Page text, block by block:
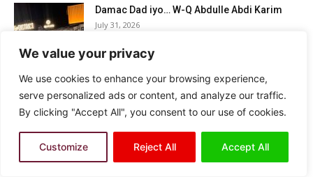
We value your privacy
We use cookies to enhance your browsing experience,
serve personalized ads or content, and analyze our traffic.
By clicking "Accept All", you consent to our use of cookies.
Customize Reject All Accept All
Damac Dad iyo… W-Q Abdulle Abdi Karim
July 31, 2026
YAA KA DANBEEYA OLOLAHA: W-Q : Maxmud
Adan Jaamuus
July 30, 2026
Hooyadu waa lama huraan W-Q Abdulle Abdi